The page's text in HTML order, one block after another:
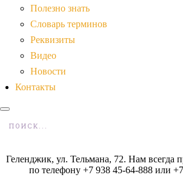
Полезно знать
Словарь терминов
Реквизиты
Видео
Новости
Контакты
Геленджик, ул. Тельмана, 72. Нам всегда
по телефону +7 938 45-64-888 или